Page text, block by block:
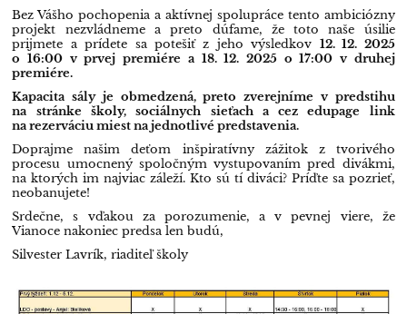
Bez Vášho pochopenia a aktívnej spolupráce tento ambiciózny
projekt nezvládneme a preto dúfame, že toto naše úsilie
prijmete a prídete sa potešiť z jeho výsledkov 12. 12. 2025
o 16:00 v prvej premiére a 18. 12. 2025 o 17:00 v druhej
premiére.
Kapacita sály je obmedzená, preto zverejníme v predstihu
na stránke školy, sociálnych sieťach a cez edupage link
na rezerváciu miest na jednotlivé predstavenia.
Doprajme našim deťom inšpiratívny zážitok z tvorivého
procesu umocnený spoločným vystupovaním pred divákmi,
na ktorých im najviac záleží. Kto sú tí diváci? Príďte sa pozrieť,
neobanujete!
Srdečne, s vďakou za porozumenie, a v pevnej viere, že
Vianoce nakoniec predsa len budú,
Silvester Lavrík​, riaditeľ školy